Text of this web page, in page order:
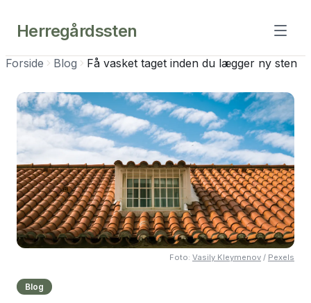
Herregårdssten
Forside Blog Få vasket taget inden du lægger ny sten
Foto: Vasily Kleymenov / Pexels
Blog